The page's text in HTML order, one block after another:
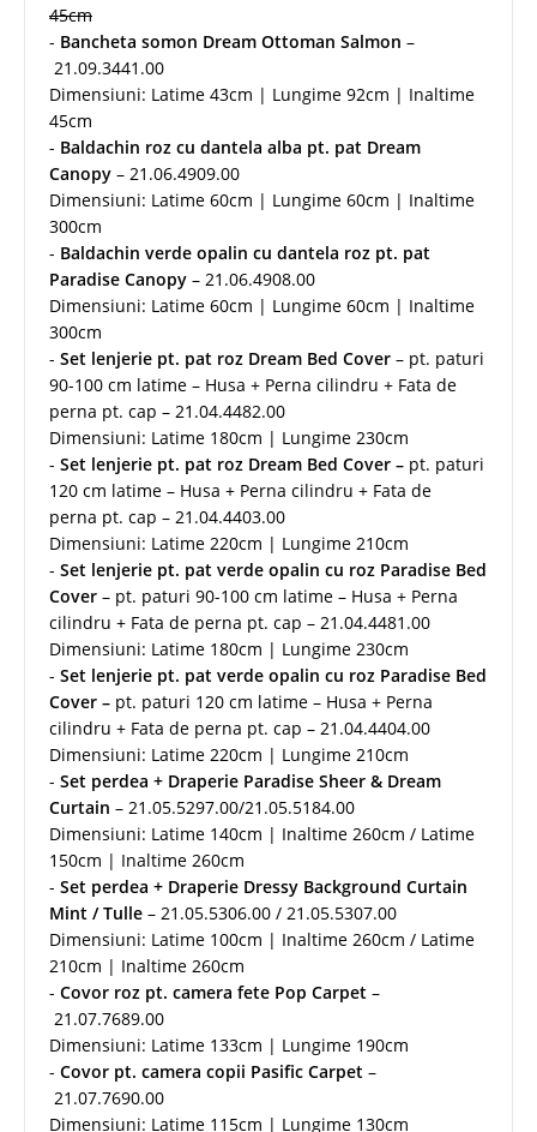
45cm
- Bancheta somon Dream Ottoman Salmon –
21.09.3441.00
Dimensiuni: Latime 43cm | Lungime 92cm | Inaltime
45cm
- Baldachin roz cu dantela alba pt. pat Dream
Canopy – 21.06.4909.00
Dimensiuni: Latime 60cm | Lungime 60cm | Inaltime
300cm
- Baldachin verde opalin cu dantela roz pt. pat
Paradise Canopy – 21.06.4908.00
Dimensiuni: Latime 60cm | Lungime 60cm | Inaltime
300cm
- Set lenjerie pt. pat roz Dream Bed Cover – pt. paturi
90-100 cm latime – Husa + Perna cilindru + Fata de
perna pt. cap – 21.04.4482.00
Dimensiuni: Latime 180cm | Lungime 230cm
- Set lenjerie pt. pat roz Dream Bed Cover – pt. paturi
120 cm latime – Husa + Perna cilindru + Fata de
perna pt. cap – 21.04.4403.00
Dimensiuni: Latime 220cm | Lungime 210cm
- Set lenjerie pt. pat verde opalin cu roz Paradise Bed
Cover – pt. paturi 90-100 cm latime – Husa + Perna
cilindru + Fata de perna pt. cap – 21.04.4481.00
Dimensiuni: Latime 180cm | Lungime 230cm
- Set lenjerie pt. pat verde opalin cu roz Paradise Bed
Cover – pt. paturi 120 cm latime – Husa + Perna
cilindru + Fata de perna pt. cap – 21.04.4404.00
Dimensiuni: Latime 220cm | Lungime 210cm
- Set perdea + Draperie Paradise Sheer & Dream
Curtain – 21.05.5297.00/21.05.5184.00
Dimensiuni: Latime 140cm | Inaltime 260cm / Latime
150cm | Inaltime 260cm
- Set perdea + Draperie Dressy Background Curtain
Mint / Tulle – 21.05.5306.00 / 21.05.5307.00
Dimensiuni: Latime 100cm | Inaltime 260cm / Latime
210cm | Inaltime 260cm
- Covor roz pt. camera fete Pop Carpet –
21.07.7689.00
Dimensiuni: Latime 133cm | Lungime 190cm
- Covor pt. camera copii Pasific Carpet –
21.07.7690.00
Dimensiuni: Latime 115cm | Lungime 130cm